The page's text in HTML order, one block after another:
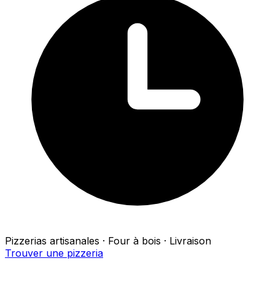
Pizzerias artisanales · Four à bois · Livraison
Trouver une pizzeria